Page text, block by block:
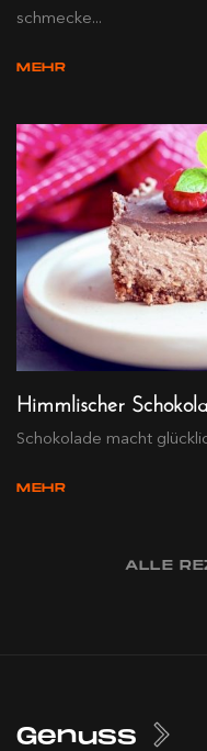
schmecke...
MEHR
Himmlischer
Schokolade macht
MEHR
ALLE
Genuss